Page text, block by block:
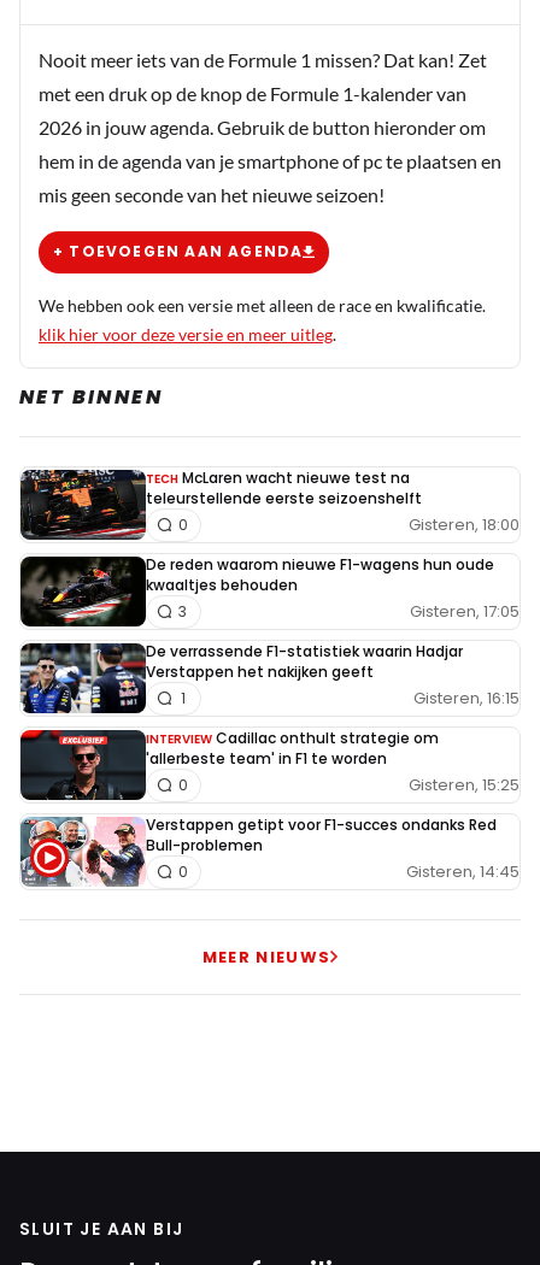
Nooit meer iets van de Formule 1 missen? Dat kan! Zet
met een druk op de knop de Formule 1-kalender van
2026 in jouw agenda. Gebruik de button hieronder om
hem in de agenda van je smartphone of pc te plaatsen en
mis geen seconde van het nieuwe seizoen!
+ TOEVOEGEN AAN AGENDA
We hebben ook een versie met alleen de race en kwalificatie.
klik hier voor deze versie en meer uitleg.
NET BINNEN
TECH McLaren wacht nieuwe test na
teleurstellende eerste seizoenshelft
Gisteren, 18:00
0
De reden waarom nieuwe F1-wagens hun oude
kwaaltjes behouden
Gisteren, 17:05
3
De verrassende F1-statistiek waarin Hadjar
Verstappen het nakijken geeft
Gisteren, 16:15
1
INTERVIEW Cadillac onthult strategie om
'allerbeste team' in F1 te worden
Gisteren, 15:25
0
Verstappen getipt voor F1-succes ondanks Red
Bull-problemen
Gisteren, 14:45
0
MEER NIEUWS
SLUIT JE AAN BIJ